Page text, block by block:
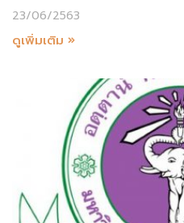
23/06/2563
ดูเพิ่มเติม »